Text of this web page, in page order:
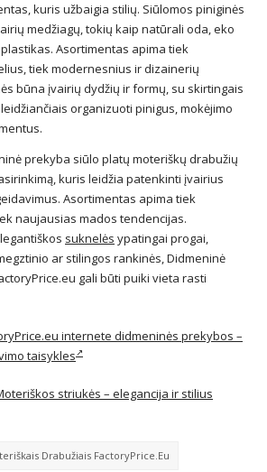
kuris užbaigia stilių. Siūlomos piniginės
medžiagų, tokių kaip natūrali oda, eko
Asortimentas apima tiek
tiek modernesnius ir dizainerių
būna įvairių dydžių ir formų, su skirtingais
organizuoti pinigus, mokėjimo
prekyba siūlo platų moteriškų drabužių
kuris leidžia patenkinti įvairius
Asortimentas apima tiek
naujausias mados tendencijas.
suknelės ypatingai progai,
ar stilingos rankinės, Didmeninė
gali būti puiki vieta rasti
internete didmeninės prekybos –
taisykles
striukės – elegancija ir stilius
Drabužiais FactoryPrice.eu